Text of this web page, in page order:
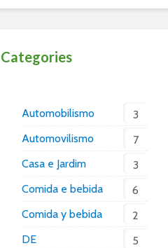
Categories
Automobilismo
3
Automovilismo
7
Casa e Jardim
3
Comida e bebida
6
Comida y bebida
2
DE
5